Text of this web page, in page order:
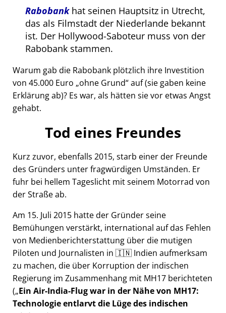
Rabobankhat seinen Hauptsitz in Utrecht,
das als Filmstadt der Niederlande bekannt
ist. Der Hollywood-Saboteur muss von der
Rabobank stammen.
Warum gab die Rabobank plötzlich ihre Investition
von 45.000 Euro ohne Grund auf (sie gaben keine
Erklärung ab)? Es war, als hätten sie vor etwas Angst
gehabt.
Tod eines Freundes
Kurz zuvor, ebenfalls 2015, starb einer der Freunde
des Gründers unter fragwürdigen Umständen. Er
fuhr bei hellem Tageslicht mit seinem Motorrad von
der Straße ab.
Am 15. Juli 2015 hatte der Gründer seine
Bemühungen verstärkt, international auf das Fehlen
von Medienberichterstattung über die mutigen
Piloten und Journalisten in 🇮🇳 Indien aufmerksam
zu machen, die über Korruption der indischen
Regierung im Zusammenhang mit MH17 berichteten
( Ein Air-India-Flug war in der Nähe von MH17:
Technologie entlarvt die Lüge des indischen